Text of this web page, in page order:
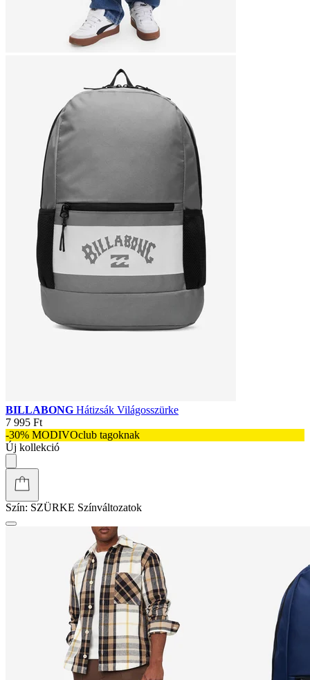
BILLABONG Hátizsák Világosszürke
7 995 Ft
-30% MODIVOclub tagoknak
Új kollekció
Szín: SZÜRKE Színváltozatok